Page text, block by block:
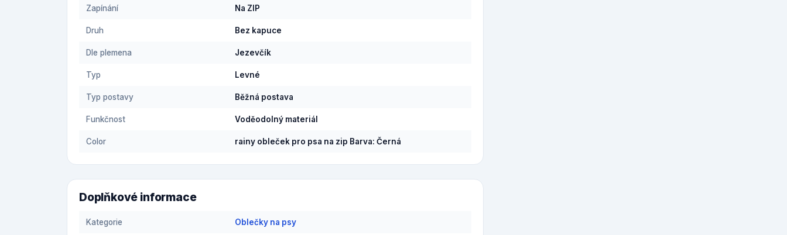
Zapínání Na ZIP
Druh Bez kapuce
Dle plemena Jezevčík
Typ Levné
Typ postavy Běžná postava
Funkčnost Voděodolný materiál
Color rainy obleček pro psa na zip Barva: Černá
Doplňkové informace
Kategorie Oblečky na psy